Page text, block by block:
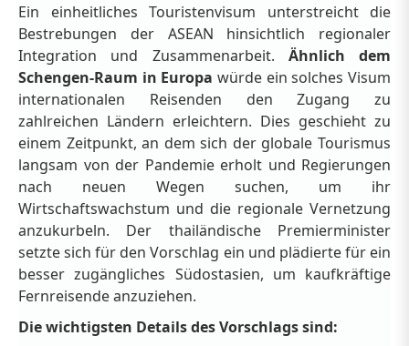
Ein einheitliches Touristenvisum unterstreicht die
Bestrebungen der ASEAN hinsichtlich regionaler
Integration und Zusammenarbeit. Ähnlich dem
Schengen-Raum in Europa würde ein solches Visum
internationalen Reisenden den Zugang zu
zahlreichen Ländern erleichtern. Dies geschieht zu
einem Zeitpunkt, an dem sich der globale Tourismus
langsam von der Pandemie erholt und Regierungen
nach neuen Wegen suchen, um ihr
Wirtschaftswachstum und die regionale Vernetzung
anzukurbeln. Der thailändische Premierminister
setzte sich für den Vorschlag ein und plädierte für ein
besser zugängliches Südostasien, um kaufkräftige
Fernreisende anzuziehen.
Die wichtigsten Details des Vorschlags sind: